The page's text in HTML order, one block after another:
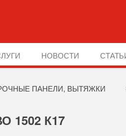
НОВОСТИ
ПАНЕЛИ, ВЫТЯЖКИ
1502 К17